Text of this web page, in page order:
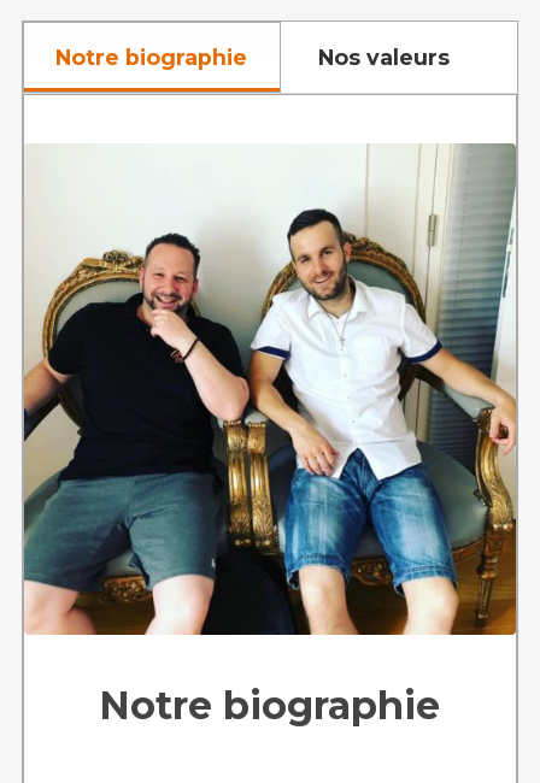
Cortes Music
La force de Cortes est basée sur l’entraide.
l’association met tout en oeuvre pour les
soutenir dans leurs démarches. Les membres
qui le désirent peuvent participer activement
au fonctionnement de l’association en fixant
des objectifs qui leur tiennent à coeur.
Notre biographie Nos valeurs
Notre biographie